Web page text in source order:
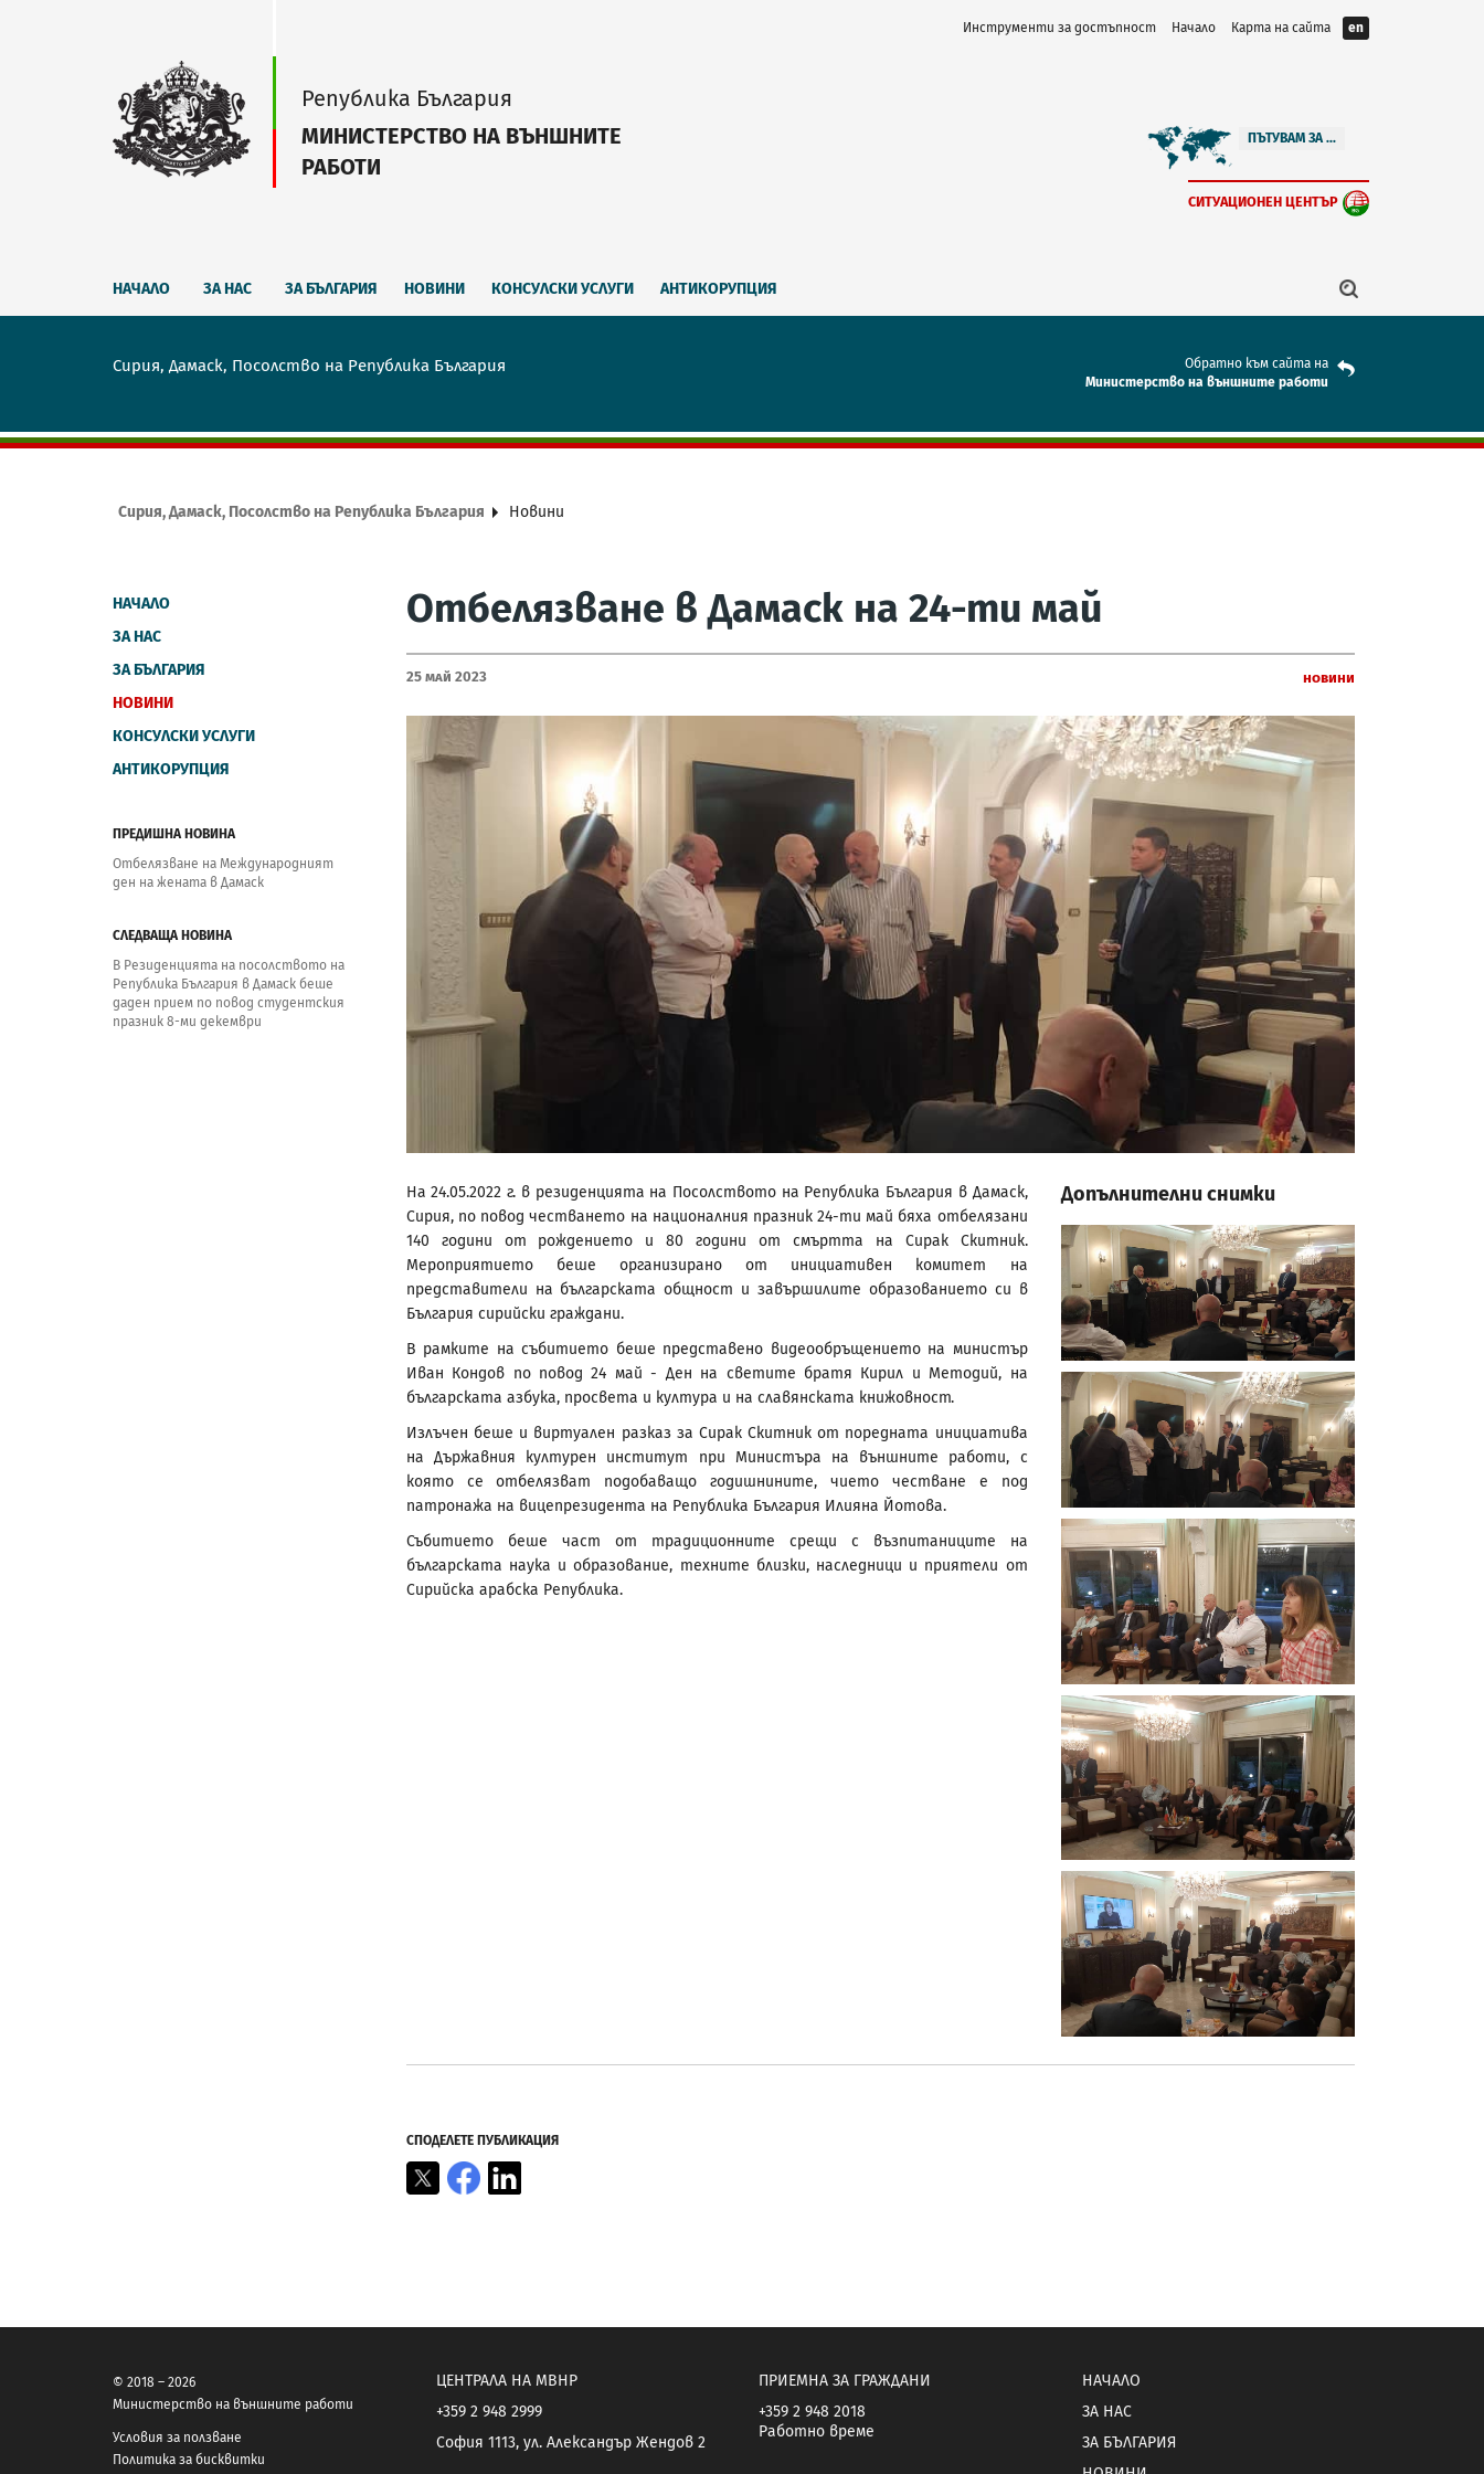
Инструменти за достъпност Начало Карта на сайта en
Република България
МИНИСТЕРСТВО НА ВЪНШНИТЕ
РАБОТИ
ПЪТУВАМ ЗА ...
СИТУАЦИОНЕН ЦЕНТЪР
НАЧАЛО ЗА НАС ЗА БЪЛГАРИЯ НОВИНИ КОНСУЛСКИ УСЛУГИ АНТИКОРУПЦИЯ
Сирия, Дамаск, Посолство на Република България
Обратно към сайта на
Mинистерство на външните работи
Сирия, Дамаск, Посолство на Република България Новини
НАЧАЛО
ЗА НАС
ЗА БЪЛГАРИЯ
НОВИНИ
КОНСУЛСКИ УСЛУГИ
АНТИКОРУПЦИЯ
ПРЕДИШНА НОВИНА
Отбелязване на Международният
ден на жената в Дамаск
СЛЕДВАЩА НОВИНА
В Резиденцията на посолството на
Република България в Дамаск беше
даден прием по повод студентския
празник 8-ми декември
Отбелязване в Дамаск на 24-ти май
25 Май 2023 Новини
На 24.05.2022 г. в резиденцията на Посолството на Република България в Дамаск,
Сирия, по повод честването на националния празник 24-ти май бяха отбелязани
140 години от рождението и 80 години от смъртта на Сирак Скитник.
Мероприятието беше организирано от инициативен комитет на
представители на българската общност и завършилите образованието си в
България сирийски граждани.
В рамките на събитието беше представено видеообръщението на министър
Иван Кондов по повод 24 май - Ден на светите братя Кирил и Методий, на
българската азбука, просвета и култура и на славянската книжовност.
Излъчен беше и виртуален разказ за Сирак Скитник от поредната инициатива
на Държавния културен институт при Министъра на външните работи, с
която се отбелязват подобаващо годишнините, чието честване е под
патронажа на вицепрезидента на Република България Илияна Йотова.
Събитието беше част от традиционните срещи с възпитаниците на
българската наука и образование, техните близки, наследници и приятели от
Сирийска арабска Република.
Допълнителни снимки
СПОДЕЛЕТЕ ПУБЛИКАЦИЯ
X Facebook
© 2018 – 2026
Министерство на външните работи
Условия за ползване
Политика за бисквитки
ЦЕНТРАЛА НА МВНР
+359 2 948 2999
София 1113, ул. Александър Жендов 2
ПРИЕМНА ЗА ГРАЖДАНИ
+359 2 948 2018
Работно време
НАЧАЛО
ЗА НАС
ЗА БЪЛГАРИЯ